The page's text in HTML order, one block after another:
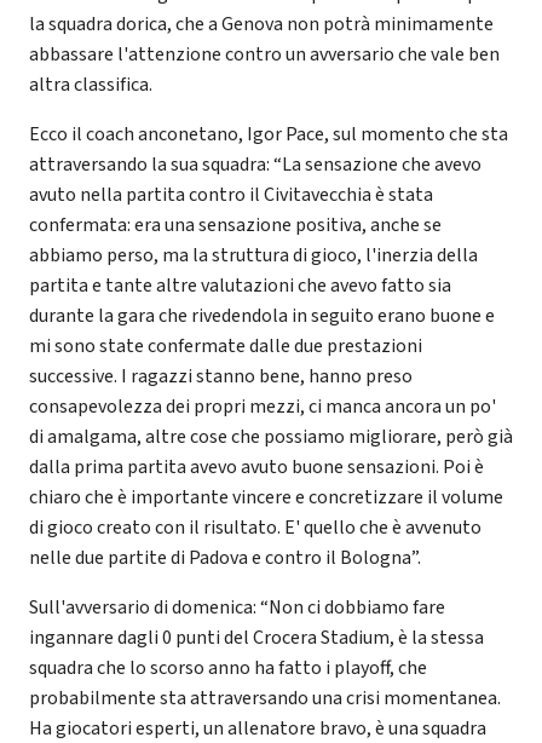
la squadra dorica, che a Genova non potrà minimamente
abbassare l'attenzione contro un avversario che vale ben
altra classifica.
Ecco il coach anconetano, Igor Pace, sul momento che sta
attraversando la sua squadra: “La sensazione che avevo
avuto nella partita contro il Civitavecchia è stata
confermata: era una sensazione positiva, anche se
abbiamo perso, ma la struttura di gioco, l'inerzia della
partita e tante altre valutazioni che avevo fatto sia
durante la gara che rivedendola in seguito erano buone e
mi sono state confermate dalle due prestazioni
successive. I ragazzi stanno bene, hanno preso
consapevolezza dei propri mezzi, ci manca ancora un po'
di amalgama, altre cose che possiamo migliorare, però già
dalla prima partita avevo avuto buone sensazioni. Poi è
chiaro che è importante vincere e concretizzare il volume
di gioco creato con il risultato. E' quello che è avvenuto
nelle due partite di Padova e contro il Bologna”.
Sull'avversario di domenica: “Non ci dobbiamo fare
ingannare dagli 0 punti del Crocera Stadium, è la stessa
squadra che lo scorso anno ha fatto i playoff, che
probabilmente sta attraversando una crisi momentanea.
Ha giocatori esperti, un allenatore bravo, è una squadra